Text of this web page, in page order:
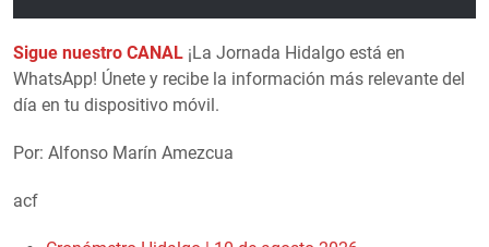
Sigue nuestro CANAL ¡La Jornada Hidalgo está en
WhatsApp! Únete y recibe la información más relevante del
día en tu dispositivo móvil.
Por: Alfonso Marín Amezcua
acf